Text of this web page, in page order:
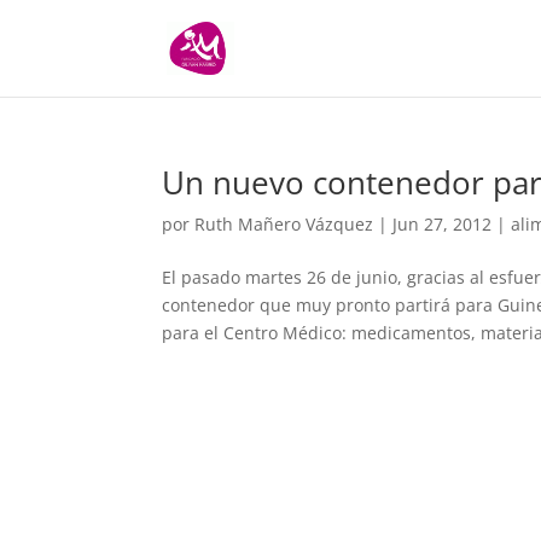
Un nuevo contenedor
por Ruth Mañero Vázquez | Jun 27, 2012 |
El pasado martes 26 de junio, gracias al
contenedor que muy pronto partirá para
para el Centro Médico: medicamentos,